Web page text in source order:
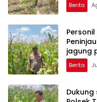
Berita
jagung
TPTM
Berita
Dukung swasembada pangan, personil